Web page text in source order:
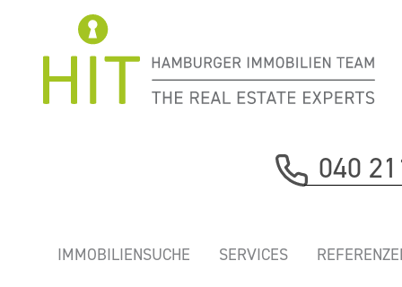
040
IMMOBILIENSUCHE SERVICES
„EMPORIO